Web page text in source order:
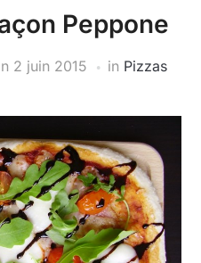
Peppone
2 juin 2015 in Pizzas